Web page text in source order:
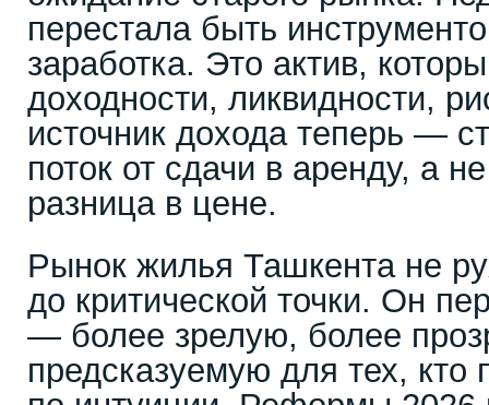
перестала быть
заработка. Это актив,
доходности, ликвидности,
источник дохода теперь —
поток от сдачи в аренду, а
разница в цене.
Рынок жилья Ташкента не
до критической точки. Он
— более зрелую, более
предсказуемую для тех, кто